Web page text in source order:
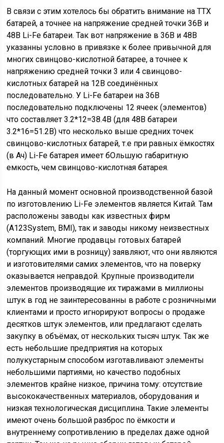
В связи с этим хотелось бы обратить внимание на ТТХ
батарей, а точнее на напряжение средней точки 36В и
48В Li-Fe батареи. Так вот напряжение в 36В и 48В
указанны условно в привязке к более привычной для
многих свинцово-кислотной батарее, а точнее к
напряжению средней точки 3 или 4 свинцово-
кислотных батарей на 12В соединённых
последовательно. У Li-Fe батареи на 36В
последовательно подключены 12 ячеек (элементов)
что составляет 3.2*12=38.4В (для 48В батареи
3.2*16=51.2В) что несколько выше средних точек
свинцово-кислотных батарей, т.е при равных ёмкостях
(в Ач) Li-Fe батарея имеет бОльшую габаритную
емкость, чем свинцово-кислотная батарея.
На данный момент основной производственной базой
по изготовлению Li-Fe элементов является Китай. Там
расположены заводы как известных фирм
(A123System, BMI), так и заводы никому неизвестных
компаний. Многие продавцы готовых батарей
(торгующих ими в розницу) заявляют, что они являются
и изготовителями самих элементов, что на поверку
оказывается неправдой. Крупные производители
элементов производящие их тиражами в миллионы
штук в год не заинтересованны в работе с розничными
клиентами и просто игнорируют вопросы о продаже
десятков штук элементов, или предлагают сделать
закупку в объёмах, от нескольких тысяч штук. Так же
есть небольшие предприятия на которых
полукустарным способом изготавливают элементы
небольшими партиями, но качество подобных
элементов крайне низкое, причина тому: отсутствие
высококачественных материалов, оборудования и
низкая технологическая дисциплина. Такие элементы
имеют очень большой разброс по ёмкости и
внутреннему сопротивлению в пределах даже одной